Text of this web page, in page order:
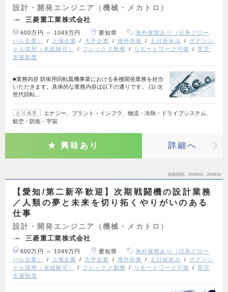
設計・開発エンジニア（機械・メカトロ）
三菱重工業株式会社
600万円 ～ 1049万円 愛知県
海外展開あり（日系グロー
バル企業）
上場企業 大手企業 海外折衝 土日祝休み
ポテンシ
ャル採用（未経験可）
フレックス勤務 リモートワーク可能
育児
支援制度
■業務内容 防衛用回転翼機事業における各種開発業務を担当
いただきます。具体的な業務内容は以下の通りです。 (1) 次
世代回転…
会社概要
エナジー、プラント・インフラ、物流・冷熱・ドライブシステム、
航空・防衛・宇宙
興味あり 詳細へ
掲載期間 26/08/03～26/08/16
【愛知/第二新卒歓迎】次期戦闘機の設計業務
／人類の夢と未来を切り拓くやりがいのある
仕事
設計・開発エンジニア（機械・メカトロ）
三菱重工業株式会社
600万円 ～ 1049万円 愛知県
海外展開あり（日系グロー
バル企業）
上場企業 大手企業 海外折衝 土日祝休み
ポテンシ
ャル採用（未経験可）
フレックス勤務 リモートワーク可能
育児
支援制度